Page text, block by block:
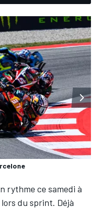
rythme ce samedi à
du sprint. Déjà